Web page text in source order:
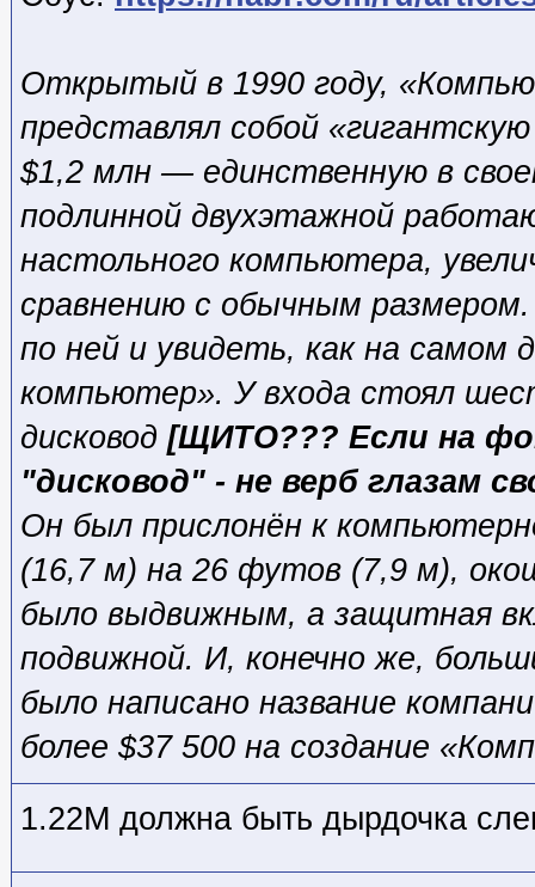
Открытый в 1990 году,
представлял собой
$1,2 млн — единственную в
подлинной двухэтажной
настольного компьютера,
сравнению с обычным
по ней и увидеть, как на самом
компьютер». У входа стоял
дисковод [ЩИТО??? Если на
"дисковод" - не верб глазам
Он был прислонён к
(16,7 м) на 26 футов (7,9 м),
было выдвижным, а защитная
подвижной. И, конечно же,
было написано название
более $37 500 на создание
1.22М должна быть дырдочка